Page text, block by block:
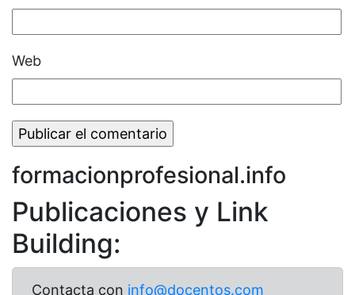
Web
formacionprofesional.info
Publicaciones y Link
Building:
Contacta con info@docentos.com